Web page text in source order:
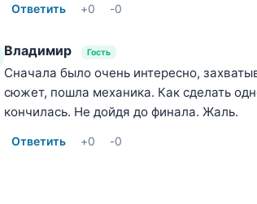
Ответить +0 -0
Владимир Гость
Сначала было очень интересно,
сюжет, пошла механика. Как сделать
кончилась. Не дойдя до финала. Жаль.
Ответить +0 -0